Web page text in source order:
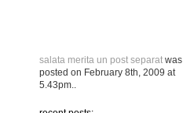
salata merita un post separat was
posted on February 8th, 2009 at
5.43pm